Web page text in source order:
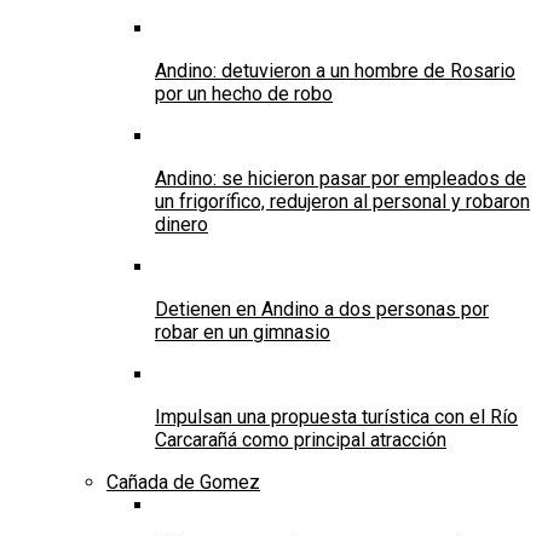
Andino: detuvieron a un hombre de Rosario
por un hecho de robo
Andino: se hicieron pasar por empleados de
un frigorífico, redujeron al personal y robaron
dinero
Detienen en Andino a dos personas por
robar en un gimnasio
Impulsan una propuesta turística con el Río
Carcarañá como principal atracción
Cañada de Gomez